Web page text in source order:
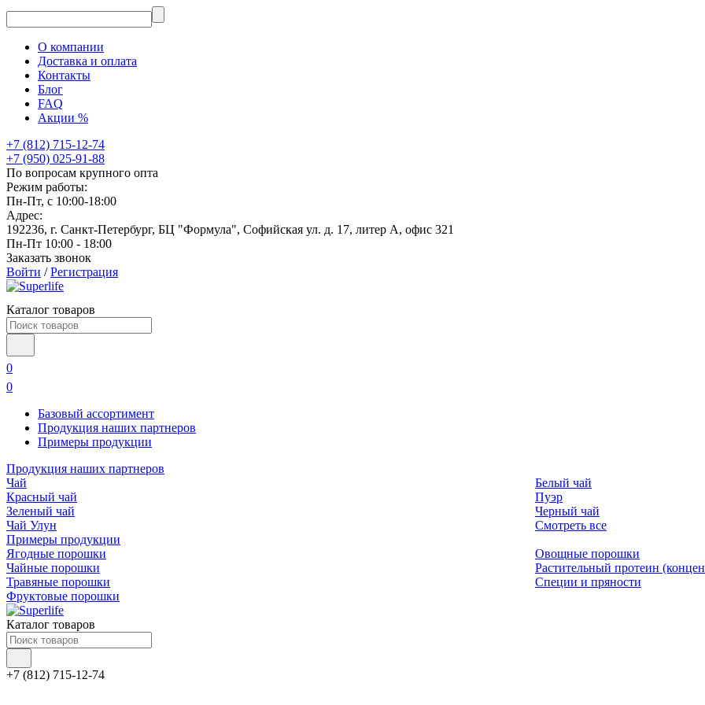
О компании
Доставка и оплата
Контакты
Блог
FAQ
Акции %
+7 (812) 715-12-74
+7 (950) 025-91-88
По вопросам крупного опта
Режим работы:
Пн-Пт, с 10:00-18:00
Адрес:
192236, г. Санкт-Петербург, БЦ "Формула", Софийская ул. д. 17, литер А, офис 321
Пн-Пт 10:00 - 18:00
Заказать звонок
Войти /Регистрация
Каталог товаров
0
0
Базовый ассортимент
Продукция наших партнеров
Примеры продукции
Продукция наших партнеров
Чай
Красный чай
Зеленый чай
Чай Улун
Белый чай
Пуэр
Черный чай
Смотреть все
Примеры продукции
Ягодные порошки
Чайные порошки
Травяные порошки
Фруктовые порошки
Овощные порошки
Растительный протеин
Специи и пряности
Каталог товаров
+7 (812) 715-12-74